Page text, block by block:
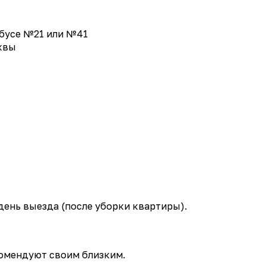
№21 или №41
выезда (после уборки квартиры).
своим близким.